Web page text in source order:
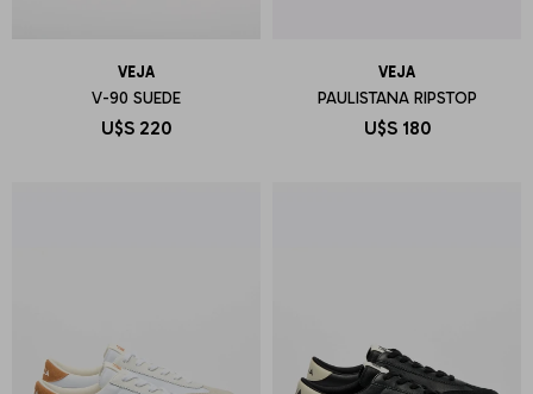
VEJA
V-90 SUEDE
U$S 220
VEJA
PAULISTANA RIPSTOP
U$S 180